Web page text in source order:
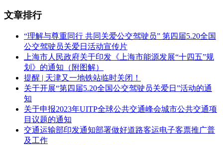
文章排行
“理解与尊重同行 共同关爱公交驾驶员” 第四届5.20全国
公交驾驶员关爱日活动宣传片
上海市人民政府关于印发《上海市能源发展“十四五”规
划》的通知（附图解）
提醒 | 天津又一地铁站临时关闭！
关于开展“第四届5.20全国公交驾驶员关爱日”活动的通
知
关于申报2023年UITP全球公共交通峰会城市公共交通项
目议题的通知
交通运输部印发通知部署做好道路客运电子客票推广普
及工作